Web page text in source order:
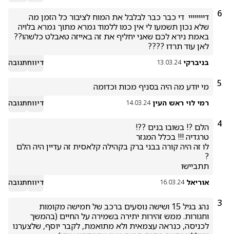
6
לאן עוד תרדו ????
בניברקי 13.03.24 דיווחתגובה
5 מי יודע מה היה בסניף מכות וכדומה
רמי לוי ראש העין 14.03.24 דיווחתגובה
4
תתביישו
אוריאל 16.03.24 דיווחתגובה
3